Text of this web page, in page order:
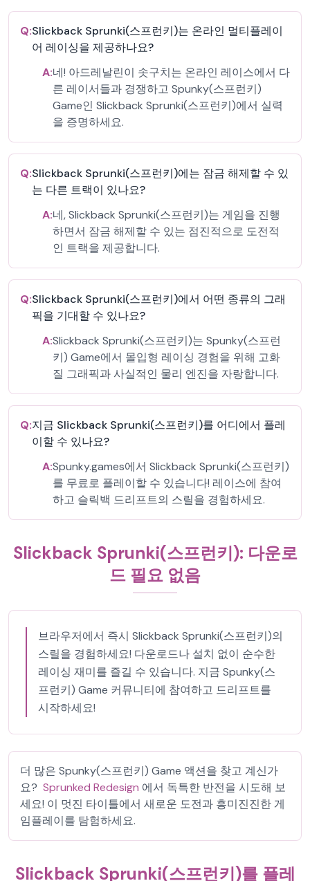
Q:Slickback Sprunki(스프런키)는 온라인 멀티플레이
어 레이싱을 제공하나요?
A:네! 아드레날린이 솟구치는 온라인 레이스에서 다
른 레이서들과 경쟁하고 Spunky(스프런키)
Game인 Slickback Sprunki(스프런키)에서 실력
을 증명하세요.
Q:Slickback Sprunki(스프런키)에는 잠금 해제할 수 있
는 다른 트랙이 있나요?
A:네, Slickback Sprunki(스프런키)는 게임을 진행
하면서 잠금 해제할 수 있는 점진적으로 도전적
인 트랙을 제공합니다.
Q:Slickback Sprunki(스프런키)에서 어떤 종류의 그래
픽을 기대할 수 있나요?
A:Slickback Sprunki(스프런키)는 Spunky(스프런
키) Game에서 몰입형 레이싱 경험을 위해 고화
질 그래픽과 사실적인 물리 엔진을 자랑합니다.
Q:지금 Slickback Sprunki(스프런키)를 어디에서 플레
이할 수 있나요?
A:Spunky.games에서 Slickback Sprunki(스프런키)
를 무료로 플레이할 수 있습니다! 레이스에 참여
하고 슬릭백 드리프트의 스릴을 경험하세요.
Slickback Sprunki(스프런키): 다운로
드 필요 없음
브라우저에서 즉시 Slickback Sprunki(스프런키)의
스릴을 경험하세요! 다운로드나 설치 없이 순수한
레이싱 재미를 즐길 수 있습니다. 지금 Spunky(스
프런키) Game 커뮤니티에 참여하고 드리프트를
시작하세요!
더 많은 Spunky(스프런키) Game 액션을 찾고 계신가
요? Sprunked Redesign 에서 독특한 반전을 시도해 보
세요! 이 멋진 타이틀에서 새로운 도전과 흥미진진한 게
임플레이를 탐험하세요.
Slickback Sprunki(스프런키)를 플레